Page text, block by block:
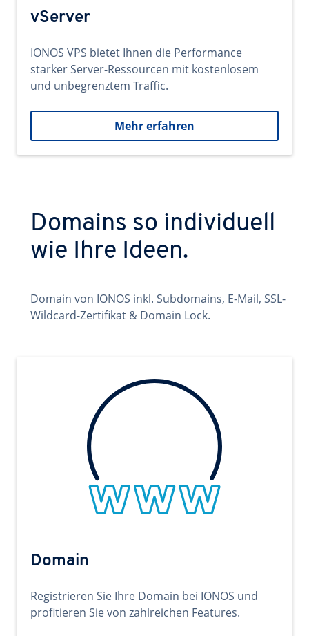
vServer
IONOS VPS bietet Ihnen die Performance
starker Server-Ressourcen mit kostenlosem
und unbegrenztem Traffic.
Mehr erfahren
Domains so individuell
wie Ihre Ideen.
Domain von IONOS inkl. Subdomains, E-Mail, SSL-
Wildcard-Zertifikat & Domain Lock.
Domain
Registrieren Sie Ihre Domain bei IONOS und
profitieren Sie von zahlreichen Features.